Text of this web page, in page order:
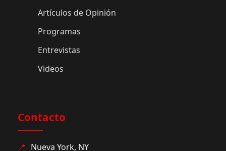
Artículos de Opinión
Programas
Entrevistas
Videos
Contacto
📍 Nueva York, NY